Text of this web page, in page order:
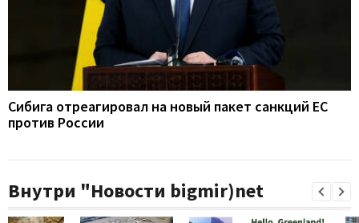
Сибига отреагировал на новый пакет санкций ЕС
против России
Внутри "Новости bigmir)net